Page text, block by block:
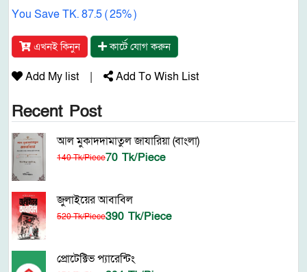
You Save TK. 87.5 ( 25% )
এখনই কিনুন কার্টে যোগ করুন
Add My list | Add To Wish List
Recent Post
আল মুকাদদামাতুল জাযারিয়া (বাংলা)
140 Tk/Piece70 Tk/Piece
জুলাইয়ের আবাবিল
520 Tk/Piece390 Tk/Piece
প্রোটেক্টিভ প্যারেন্টিং